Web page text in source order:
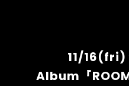
11/16(fri)
Album『